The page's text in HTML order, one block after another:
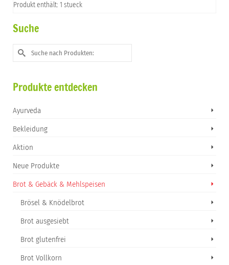
Produkt enthält: 1 stueck
Suche
Suche
nach:
Produkte entdecken
Ayurveda
Bekleidung
Aktion
Neue Produkte
Brot & Gebäck & Mehlspeisen
Brösel & Knödelbrot
Brot ausgesiebt
Brot glutenfrei
Brot Vollkorn